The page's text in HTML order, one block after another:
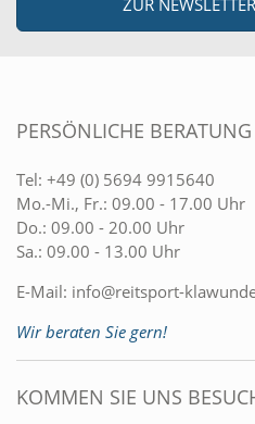
ZUR
PERSÖNLICHE BERATUNG
Tel: +49 (0) 5694 9915640
Mo.-Mi., Fr.: 09.00 - 17.00 Uhr
Do.: 09.00 - 20.00 Uhr
Sa.: 09.00 - 13.00 Uhr
E-Mail: info@reitsport-
Wir beraten Sie gern!
KOMMEN SIE UNS